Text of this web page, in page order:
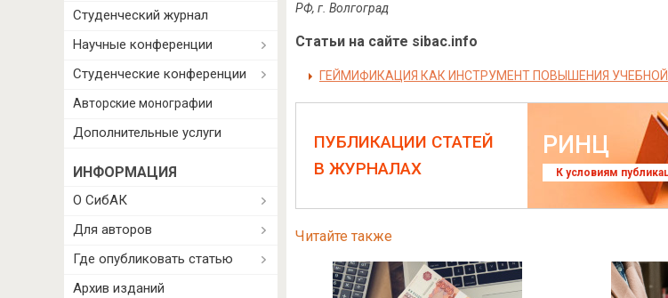
РФ, г. Волгоград
Статьи на сайте sibac.info
ГЕЙМИФИКАЦИЯ КАК ИНСТРУМЕНТ ПОВЫШЕНИЯ
ПУБЛИКАЦИИ СТАТЕЙ
В ЖУРНАЛАХ
РИНЦ
К условиям
Читайте также
Студенческий журнал
Научные конференции
Студенческие конференции
Авторские монографии
Дополнительные услуги
ИНФОРМАЦИЯ
О СибАК
Для авторов
Где опубликовать статью
Архив изданий